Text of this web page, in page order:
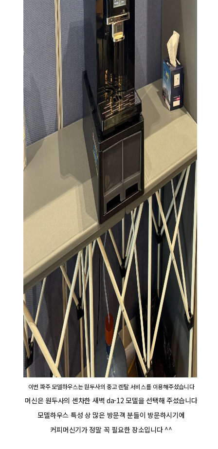
이번 파주 모델하우스는 원두사의 중고 렌탈 서비스를 이용해주셨습니다
머신은 원두사의 센차한 새벽 da-12 모델을 선택해 주셨습니다
모델하우스 특성 상 많은 방문객 분들이 방문하시기에
커피머신기가 정말 꼭 필요한 장소입니다 ^^